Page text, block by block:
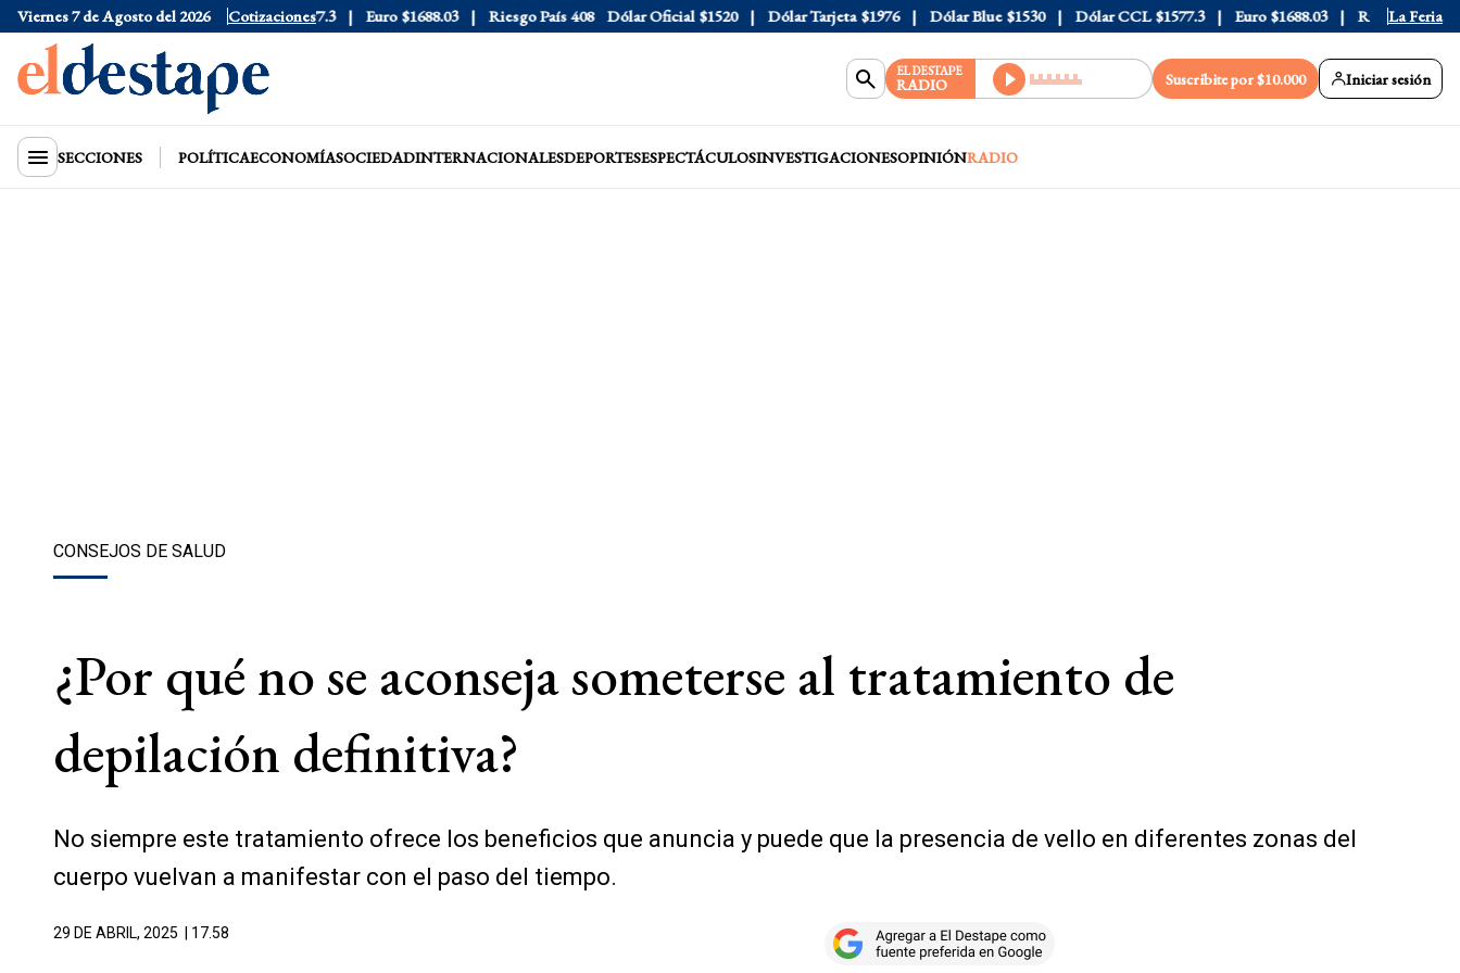
Viernes 7 de Agosto del 2026 Cotizaciones
Dólar Blue $1530 Dólar CCL $1577.3 Euro $1688.03 Riesgo País 408 Dólar Oficial $1520 Dólar Tarjeta $1976 Dólar Blue $1530 Dólar CCL $1577.3 Euro $1688.03 Riesgo País 408
La Feria
EL DESTAPE
RADIO Suscribite por $10.000 Iniciar sesión
SECCIONES POLÍTICAECONOMÍASOCIEDADINTERNACIONALESDEPORTESESPECTÁCULOSINVESTIGACIONESOPINIÓNRADIO
CONSEJOS DE SALUD
¿Por qué no se aconseja someterse al tratamiento de
depilación definitiva?
No siempre este tratamiento ofrece los beneficios que anuncia y puede que la presencia de vello en diferentes zonas del
cuerpo vuelvan a manifestar con el paso del tiempo.
29 DE ABRIL, 2025 | 17.58